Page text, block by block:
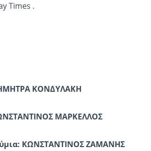
Times .
ΚΟΝΔΥΛΑΚΗ
ΜΑΡΚΕΛΛΟΣ
ΚΩΝΣΤΑΝΤΙΝΟΣ ΖΑΜΑΝΗΣ